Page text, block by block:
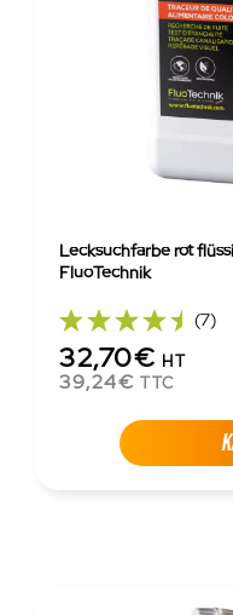
Lecksuchfarbe rot
FluoTechnik
(7)
32,70€ HT
39,24€ TTC